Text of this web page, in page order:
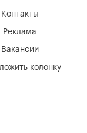
Вакансии
Реклама
Контакты
колонку